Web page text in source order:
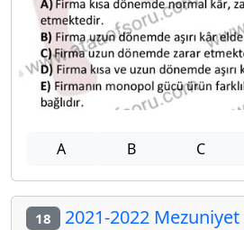
A B C
18 2021-2022 Mezuniyet